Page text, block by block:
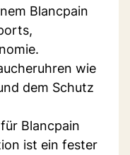
Blancpain
wie
dem Schutz
Blancpain
ist ein fester